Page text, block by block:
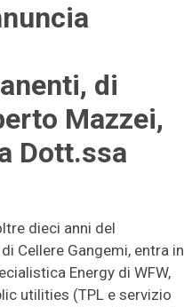
di
Mazzei,
Dott.ssa
dieci anni del
Cellere Gangemi, entra in
Energy di WFW,
utilities (TPL e servizio